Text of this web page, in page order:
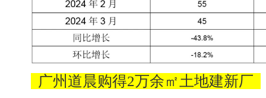
广州道晨购得2万余㎡土地建新厂